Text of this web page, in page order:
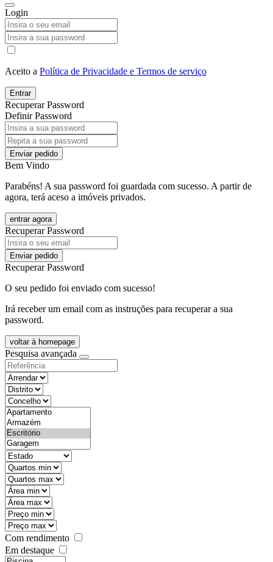
Login
Aceito a Política de Privacidade e Termos de serviço
Entrar
Recuperar Password
Definir Password
Enviar pedido
Bem Vindo
Parabéns! A sua password foi guardada com sucesso. A partir de
agora, terá aceso a imóveis privados.
entrar agora
Recuperar Password
Enviar pedido
Recuperar Password
O seu pedido foi enviado com sucesso!
Irá receber um email com as instruções para recuperar a sua
password.
voltar à homepage
Pesquisa avançada
objective
districtId
countyId
types
state
mintypo
maxtypo
minarea
maxarea
minprice
maxprice
Com rendimento
Em destaque